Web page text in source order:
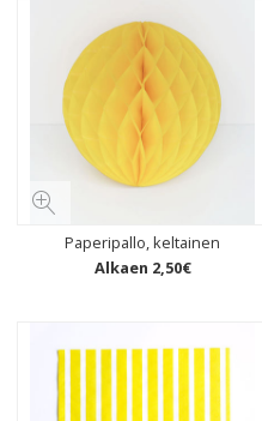
Paperipallo, keltainen
Alkaen 2,50€